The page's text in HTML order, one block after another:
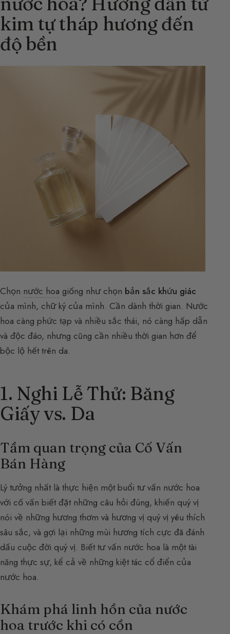
kim tự tháp hương đến
độ bền
Chọn nước hoa giống như chọn bản sắc khứu giác
của mình, chữ ký của mình. Cần dành thời gian. Nước
hoa càng phức tạp và nhiều sắc thái, nó càng hấp dẫn
và độc đáo, nhưng cũng cần nhiều thời gian hơn để
bộc lộ hết trên da.
1. Nghi Lễ Thử: Băng
Giấy vs. Da
Tầm quan trọng của Cố Vấn
Bán Hàng
Lý tưởng nhất là thực hiện một buổi tư vấn nước hoa
với cố vấn biết đặt những câu hỏi đúng, khiến quý vị
nói về những hương thơm và hương vị quý vị yêu thích
sâu sắc, và gợi lại những mùi hương tích cực đã đánh
dấu cuộc đời quý vị. Biết tư vấn nước hoa là một tài
năng thực sự, kể cả về những kiệt tác cổ điển của
nước hoa.
Khám phá linh hồn của nước
hoa trước khi có cồn